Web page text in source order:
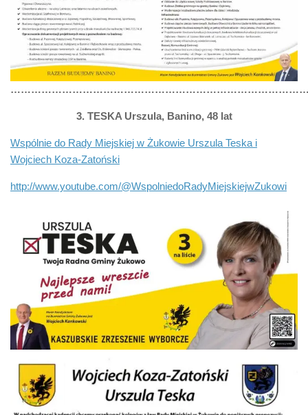
3. TESKA Urszula, Banino, 48 lat
Wspólnie do Rady Miejskiej w Żukowie Urszula Teska i
Wojciech Koza-Zatoński
http://www.youtube.com/@WspolniedoRadyMiejskiejwZukowi